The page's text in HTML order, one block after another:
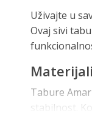
Uživajte u
Ovaj sivi
Tabure
stabilnost.